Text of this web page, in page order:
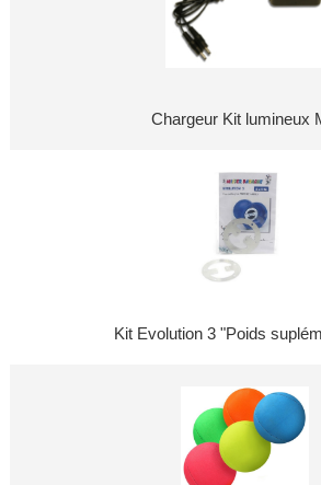
Chargeur Kit lumineux
Kit Evolution 3 "Poids